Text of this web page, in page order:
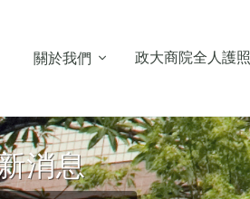
關於我們 政大商院全人護照
消息